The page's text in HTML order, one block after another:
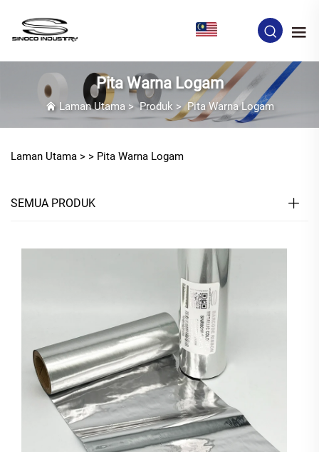
Pita Warna Logam
Laman Utama >Produk >Pita Warna Logam
Laman Utama > > Pita Warna Logam
SEMUA PRODUK